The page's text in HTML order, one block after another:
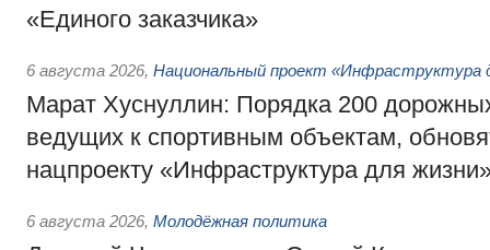
«Единого заказчика»
6 августа 2026, Национальный проект «Инфраструктура
Марат Хуснуллин: Порядка 200
ведущих к спортивным объектам,
нацпроекту «Инфраструктура для
6 августа 2026, Молодёжная политика